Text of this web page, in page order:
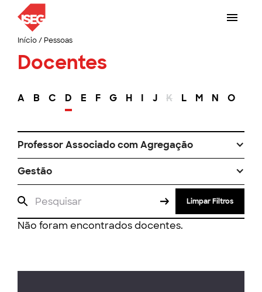
Início/ Pessoas
Docentes
A B C D E F G H I J K L M N O
Professor Associado com Agregação
Gestão
Limpar Filtros
Não foram encontrados docentes.